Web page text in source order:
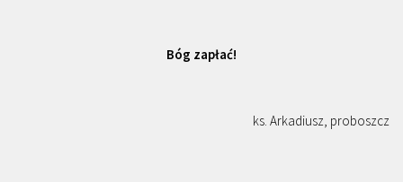
Bóg zapłać!
ks. Arkadiusz, proboszcz